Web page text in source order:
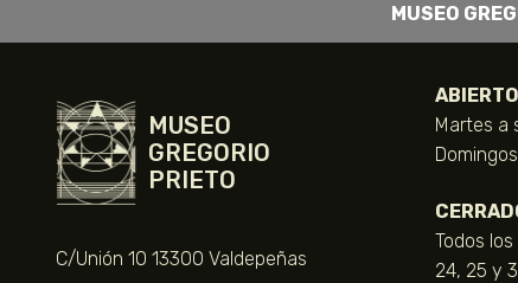
MUSEO
MUSEO
GREGORIO
PRIETO
C/Unión 10 13300 Valdepeñas
ABIERTO
Martes a
Todos
24, 25 y